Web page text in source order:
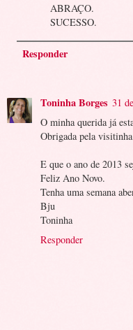
ABRAÇO.
SUCESSO.
Responder
Toninha Borges 31
O minha querida já
Obrigada pela
E que o ano de 2013
Feliz Ano Novo.
Tenha uma semana
Bju
Toninha
Responder